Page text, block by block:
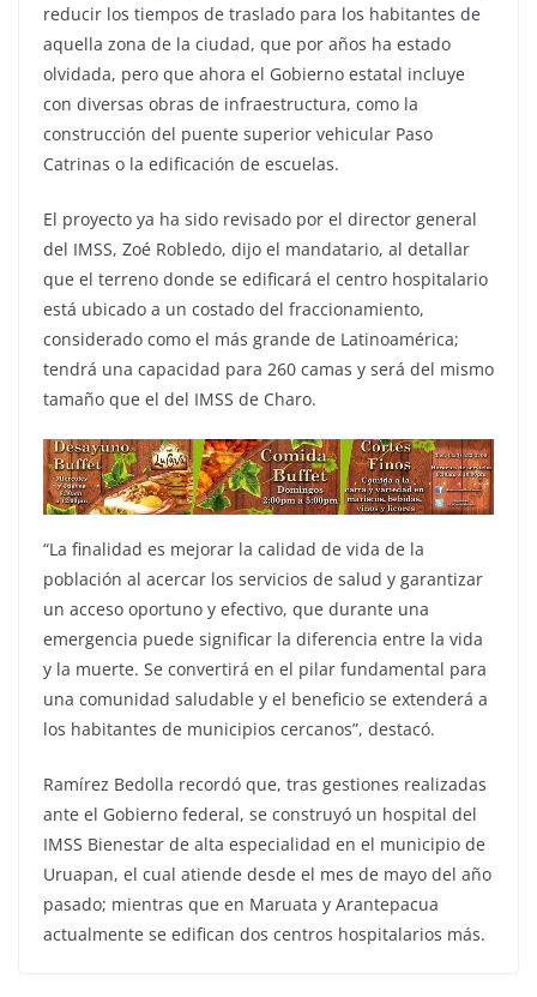
reducir los tiempos de traslado para los habitantes de
aquella zona de la ciudad, que por años ha estado
olvidada, pero que ahora el Gobierno estatal incluye
con diversas obras de infraestructura, como la
construcción del puente superior vehicular Paso
Catrinas o la edificación de escuelas.
El proyecto ya ha sido revisado por el director general
del IMSS, Zoé Robledo, dijo el mandatario, al detallar
que el terreno donde se edificará el centro hospitalario
está ubicado a un costado del fraccionamiento,
considerado como el más grande de Latinoamérica;
tendrá una capacidad para 260 camas y será del mismo
tamaño que el del IMSS de Charo.
“La finalidad es mejorar la calidad de vida de la
población al acercar los servicios de salud y garantizar
un acceso oportuno y efectivo, que durante una
emergencia puede significar la diferencia entre la vida
y la muerte. Se convertirá en el pilar fundamental para
una comunidad saludable y el beneficio se extenderá a
los habitantes de municipios cercanos”, destacó.
Ramírez Bedolla recordó que, tras gestiones realizadas
ante el Gobierno federal, se construyó un hospital del
IMSS Bienestar de alta especialidad en el municipio de
Uruapan, el cual atiende desde el mes de mayo del año
pasado; mientras que en Maruata y Arantepacua
actualmente se edifican dos centros hospitalarios más.